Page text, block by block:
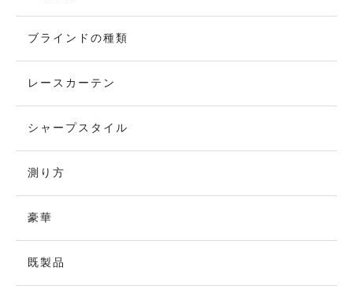
ブラインドの種類
レースカーテン
シャープスタイル
測り方
豪華
既製品